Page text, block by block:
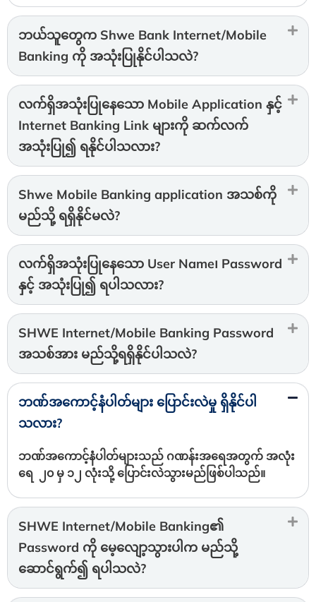
ဘယ်သူတွေက Shwe Bank Internet/Mobile
Banking ကို အသုံးပြုနိုင်ပါသလဲ?
လက်ရှိအသုံးပြုနေသော Mobile Application နှင့်
Internet Banking Link များကို ဆက်လက်
အသုံးပြု၍ ရနိုင်ပါသလား?
Shwe Mobile Banking application အသစ်ကို
မည်သို့ ရရှိနိုင်မလဲ?
လက်ရှိအသုံးပြုနေသော User Name၊ Password
နှင့် အသုံးပြု၍ ရပါသလား?
SHWE Internet/Mobile Banking Password
အသစ်အား မည်သို့ရရှိနိုင်ပါသလဲ?
ဘဏ်အကောင့်နံပါတ်များ ပြောင်းလဲမှု ရှိနိုင်ပါ
သလား?
ဘဏ်အကောင့်နံပါတ်များသည် ဂဏန်းအရေအတွက် အလုံး
ရေ ၂၀ မှ ၁၂ လုံးသို့ ပြောင်းလဲသွားမည်ဖြစ်ပါသည်။
SHWE Internet/Mobile Banking၏
Password ကို မေ့လျော့သွားပါက မည်သို့
ဆောင်ရွက်၍ ရပါသလဲ?